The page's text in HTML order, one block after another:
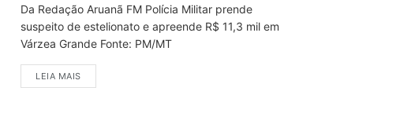
Da Redação Aruanã FM Polícia Militar prende
suspeito de estelionato e apreende R$ 11,3 mil em
Várzea Grande Fonte: PM/MT
LEIA MAIS